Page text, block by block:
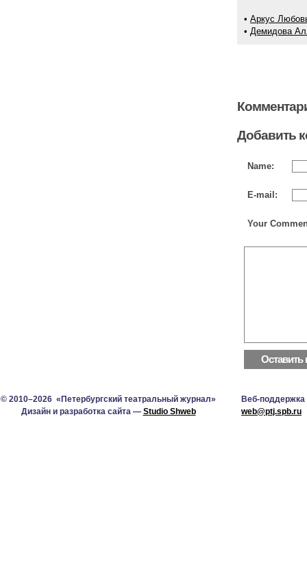
• Аркус
• Демидова
Добавить
Name:
E-mail:
Your
© 2010–2026 «Петербургский театральный журнал»
Дизайн и разработка сайта — Studio Shweb
Веб-поддержка
web@ptj.spb.ru